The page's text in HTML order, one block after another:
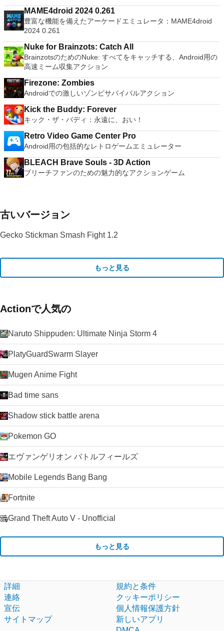
MAME4droid 2024 0.261
豊富な機能を備えたアーケードエミュレータ：MAME4droid
2024 0.261
Nuke for Brainzots: Catch All
BrainzotsのためのNuke: すべてをキャッチする、Android用の
高速ミーム収集アクション
Firezone: Zombies
Androidでの激しいゾンビサバイバルアクション
Kick the Buddy: Forever
キック・ザ・バディ：永遠に、おい！
Retro Video Game Center Pro
Android用の包括的なレトロゲームエミュレーター
BLEACH Brave Souls - 3D Action
ブリーチファンのための魅力的なアクションゲーム
古いバージョン
Gecko Stickman Smash Fight 1.2
もっと見る
Actionで人気の
Naruto Shippuden: Ultimate Ninja Storm 4
PlatyGuardSwarm Slayer
Mugen Anime Fight
Bad time sans
Shadow stick battle arena
Pokemon GO
エヴァンゲリオン バトルフィールズ
Mobile Legends Bang Bang
Fortnite
Grand Theft Auto V - Unofficial
もっと見る
詳細
連絡
宣伝
サイトマップ
規約と条件
クッキーポリシー
個人情報保護方針
新しいアプリ